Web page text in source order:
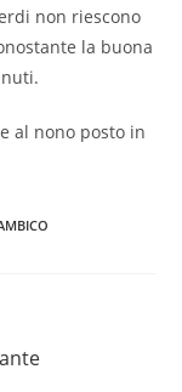
non riescono
la buona
al nono posto in